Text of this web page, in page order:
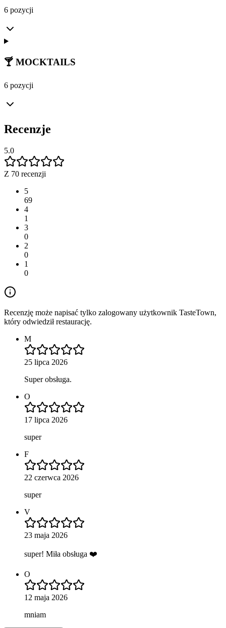
6 pozycji
🍸 MOCKTAILS
6 pozycji
Recenzje
5.0
Z 70 recenzji
5
69
4
1
3
0
2
0
1
0
Recenzję może napisać tylko zalogowany użytkownik TasteTown,
który odwiedził restaurację.
M
25 lipca 2026
Super obsługa.
O
17 lipca 2026
super
F
22 czerwca 2026
super
V
23 maja 2026
super! Miła obsługa ❤️
O
12 maja 2026
mniam